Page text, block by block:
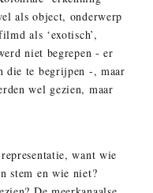
als object, onderwerp
als ‘exotisch’,
niet begrepen - er
die te begrijpen -, maar
wel gezien, maar
want wie
stem en wie niet?